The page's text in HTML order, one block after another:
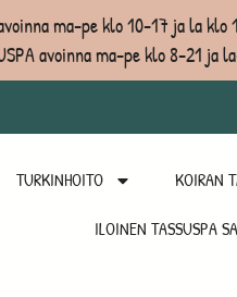
ma-pe klo 10-17 ja la klo
avoinna ma-pe klo 8-21 ja
TURKINHOITO KOIRAN
ILOINEN TASSUSPA